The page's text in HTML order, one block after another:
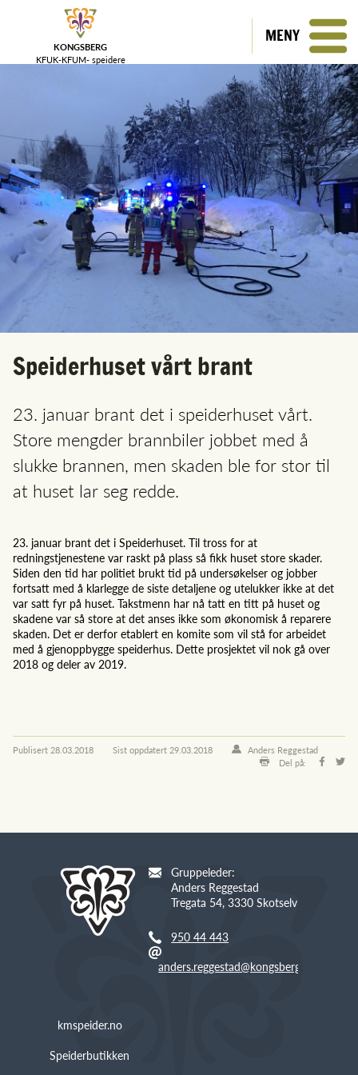
KONGSBERG
KFUK-KFUM- speidere
MENY
Speiderhuset vårt brant
23. januar brant det i speiderhuset vårt.
Store mengder brannbiler jobbet med å
slukke brannen, men skaden ble for stor til
at huset lar seg redde.
23. januar brant det i Speiderhuset. Til tross for at
redningstjenestene var raskt på plass så fikk huset store skader.
Siden den tid har politiet brukt tid på undersøkelser og jobber
fortsatt med å klarlegge de siste detaljene og utelukker ikke at det
var satt fyr på huset. Takstmenn har nå tatt en titt på huset og
skadene var så store at det anses ikke som økonomisk å reparere
skaden. Det er derfor etablert en komite som vil stå for arbeidet
med å gjenoppbygge speiderhus. Dette prosjektet vil nok gå over
2018 og deler av 2019.
Publisert 28.03.2018 Sist oppdatert 29.03.2018
Anders Reggestad
Del på:
Gruppeleder:
Anders Reggestad
Tregata 54, 3330 Skotselv
950 44 443
anders.reggestad@kongsberg.com
kmspeider.no
Speiderbutikken